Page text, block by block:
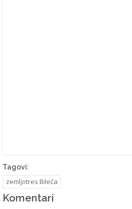
Tagovi:
zemljotres Bileća
Komentari